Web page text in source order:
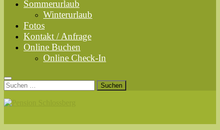
Sommerurlaub
Winterurlaub
Fotos
Kontakt / Anfrage
Online Buchen
Online Check-In
Suchen
nach: